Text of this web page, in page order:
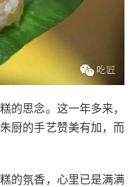
的思念。这一年多来，
厨的手艺赞美有加，而
的氛香，心里已是满满